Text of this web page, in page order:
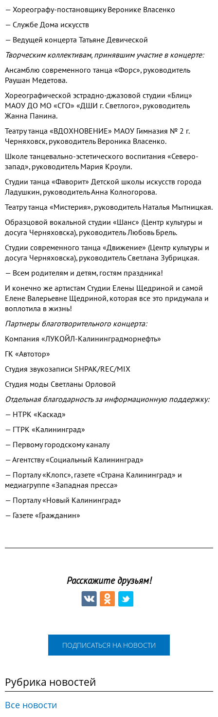
— Хореографу-постановщику Веронике Власенко
— Службе Дома искусств
— Ведущей концерта Татьяне Девической
Творческим коллективам, принявшим участие в концерте:
Ансамблю современного танца «Форс», руководитель
Раушан Медетова.
Хореографической эстрадно-джазовой студии «Блиц»
МАОУ ДО МО «СГО» «ДШИ г. Светлого», руководитель
Жанна Панина.
Театру танца «ВДОХНОВЕНИЕ» МАОУ Гимназия № 2 г.
Черняховск, руководитель Вероника Власенко.
Школе танцевально-эстетического воспитания «Северо-
запад», руководитель Мария Кроули.
Студии танца «Фаворит» Детской школы искусств города
Ладушкин, руководитель Анна Колногорова.
Театру танца «Мистерия», руководитель Наталья Мытницкая.
Образцовой вокальной студии «Шанс» (Центр культуры и
досуга Черняховска), руководитель Любовь Брель.
Студии современного танца «Движение» (Центр культуры и
досуга Черняховска), руководитель Светлана Зубрицкая.
— Всем родителям и детям, гостям праздника!
И конечно же артистам Студии Елены Щедриной и самой
Елене Валерьевне Щедриной, которая все это придумала и
воплотила в жизнь!
Партнеры благотворительного концерта:
Компания «ЛУКОЙЛ-Калининградморнефть»
ГК «Автотор»
Студия звукозаписи SHPAK/REC/MIX
Студия моды Светланы Орловой
Отдельная благодарность за информационную поддержку:
— НТРК «Каскад»
— ГТРК «Калининград»
— Первому городскому каналу
— Агентству «Социальный Калининград»
— Порталу «Клопс», газете «Страна Калининград» и
медиагруппе «Западная пресса»
— Порталу «Новый Калининград»
— Газете «Гражданин»
Расскажите друзьям!
ПОДПИСАТЬСЯ НА НОВОСТИ
Рубрика новостей
Все новости